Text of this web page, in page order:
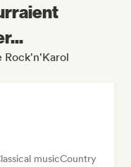
Rock'n'Karol
musicCountry